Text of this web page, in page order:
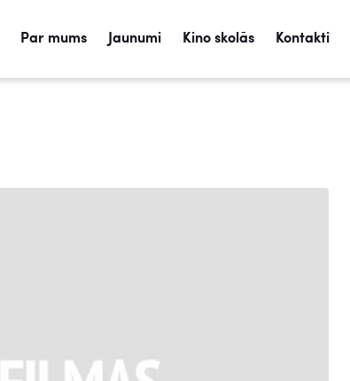
Par mums Jaunumi Kino skolās Kontakti